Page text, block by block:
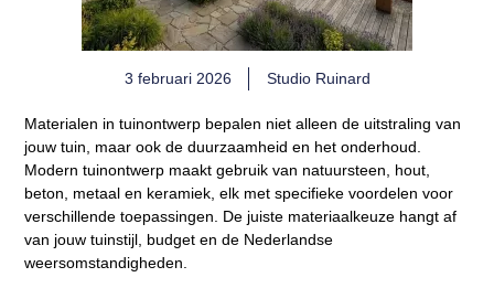
3 februari 2026 Studio Ruinard
Materialen in tuinontwerp bepalen niet alleen de uitstraling van
jouw tuin, maar ook de duurzaamheid en het onderhoud.
Modern tuinontwerp maakt gebruik van natuursteen, hout,
beton, metaal en keramiek, elk met specifieke voordelen voor
verschillende toepassingen. De juiste materiaalkeuze hangt af
van jouw tuinstijl, budget en de Nederlandse
weersomstandigheden.